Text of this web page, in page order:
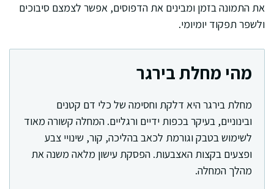
את התמונה בזמן ומבינים את הדפוסים, אפשר לצמצם סיבוכים
ולשפר תפקוד יומיומי.
מהי מחלת בירגר
מחלת בירגר היא דלקת וחסימה של כלי דם קטנים
ובינוניים, בעיקר בכפות ידיים ורגליים. המחלה קשורה מאוד
לשימוש בטבק וגורמת לכאב בהליכה, קור, שינויי צבע
ופצעים בקצות האצבעות. הפסקת עישון מלאה משנה את
מהלך המחלה.